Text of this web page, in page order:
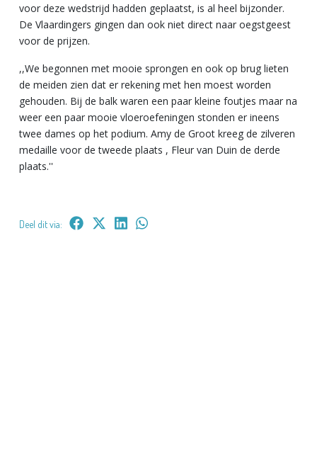
voor deze wedstrijd hadden geplaatst, is al heel bijzonder.
De Vlaardingers gingen dan ook niet direct naar oegstgeest
voor de prijzen.
,,We begonnen met mooie sprongen en ook op brug lieten
de meiden zien dat er rekening met hen moest worden
gehouden. Bij de balk waren een paar kleine foutjes maar na
weer een paar mooie vloeroefeningen stonden er ineens
twee dames op het podium. Amy de Groot kreeg de zilveren
medaille voor de tweede plaats , Fleur van Duin de derde
plaats.''
Deel dit via: